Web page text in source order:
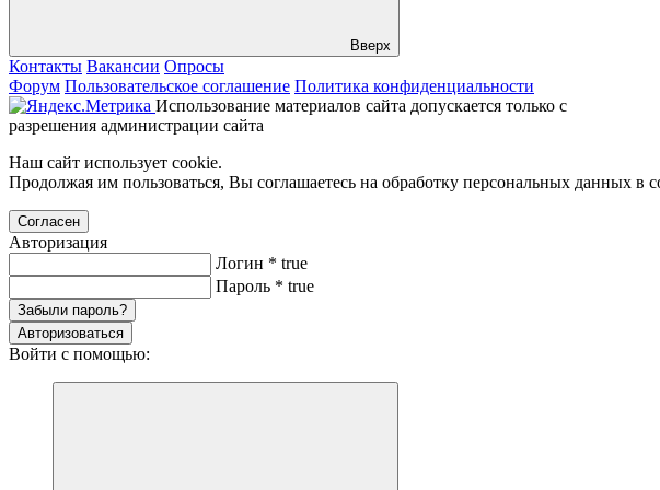
Вверх
Контакты Вакансии Опросы
Форум Пользовательское соглашение Политика конфиденциальности
Использование материалов сайта допускается только с
разрешения администрации сайта
Наш сайт использует cookie.
Продолжая им пользоваться, Вы соглашаетесь на обработку персональных данных в
Согласен
Авторизация
Логин * true
Пароль * true
Забыли пароль?
Авторизоваться
Войти с помощью: